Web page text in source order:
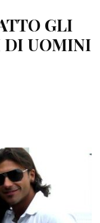
GLI
DI UOMINI